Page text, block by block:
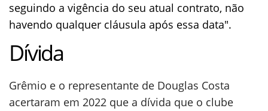
seguindo a vigência do seu atual contrato, não
havendo qualquer cláusula após essa data".
Dívida
Grêmio e o representante de Douglas Costa
acertaram em 2022 que a dívida que o clube